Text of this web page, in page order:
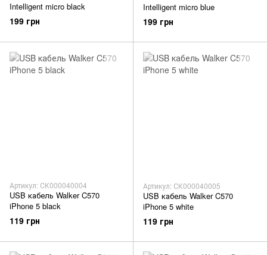
Intelligent micro black
199 грн
Intelligent micro blue
199 грн
Артикул: СК000040004
USB кабель Walker C570
iPhone 5 black
119 грн
Артикул: СК000040005
USB кабель Walker C570
iPhone 5 white
119 грн